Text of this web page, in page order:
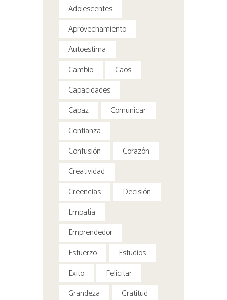
Adolescentes
Aprovechamiento
Autoestima
Cambio
Caos
Capacidades
Capaz
Comunicar
Confianza
Confusión
Corazón
Creatividad
Creencias
Decisión
Empatía
Emprendedor
Esfuerzo
Estudios
Exito
Felicitar
Grandeza
Gratitud